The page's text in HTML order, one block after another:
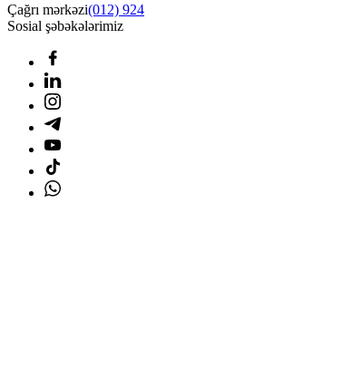
Çağrı mərkəzi(012) 924
Sosial şəbəkələrimiz